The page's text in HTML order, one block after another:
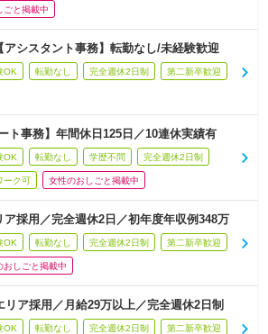
ごと掲載中
シスタント事務】転勤なし/未経験歓迎
OK 転勤なし 完全週休2日制 第二新卒歓迎
ト事務】年間休日125日／10連休実績有
OK 転勤なし 学歴不問 完全週休2日制
ーク可 女性のおしごと掲載中
採用／完全週休2日／初年度年収例348万
OK 転勤なし 完全週休2日制 第二新卒歓迎
おしごと掲載中
ア採用／月給29万以上／完全週休2日制
OK 転勤なし 完全週休2日制 第二新卒歓迎